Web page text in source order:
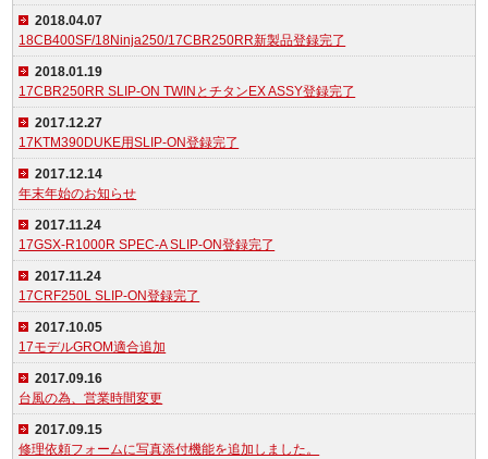
2018.04.07
18CB400SF/18Ninja250/17CBR250RR新製品登録完了
2018.01.19
17CBR250RR SLIP-ON TWINとチタンEX ASSY登録完了
2017.12.27
17KTM390DUKE用SLIP-ON登録完了
2017.12.14
年末年始のお知らせ
2017.11.24
17GSX-R1000R SPEC-A SLIP-ON登録完了
2017.11.24
17CRF250L SLIP-ON登録完了
2017.10.05
17モデルGROM適合追加
2017.09.16
台風の為、営業時間変更
2017.09.15
修理依頼フォームに写真添付機能を追加しました。